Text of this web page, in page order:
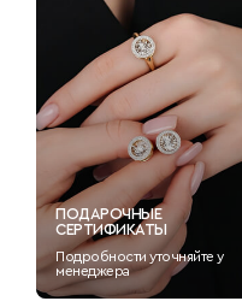
ПОДАРОЧНЫЕ
СЕРТИФИКАТЫ
Подробности уточняйте у
менеджера